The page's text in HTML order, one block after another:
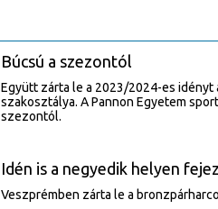
Búcsú a szezontól
Együtt zárta le a 2023/2024-es idényt
szakosztálya. A Pannon Egyetem
szezontól.
Idén is a negyedik helyen
Veszprémben zárta le a